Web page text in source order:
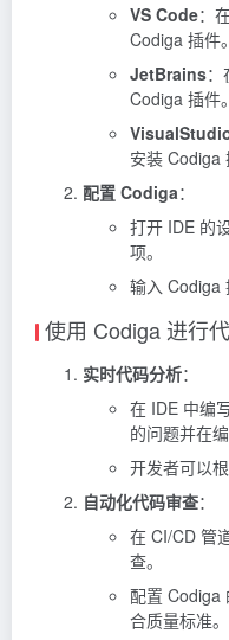
VS Code：
Codiga 插件。
JetBrains
Codiga 插件。
安装 Codiga
配置 Codiga：
打开 IDE 的
项。
输入 Codiga
使用 Codiga 进行
实时代码分析：
在 IDE 中编
的问题并在
开发者可以
自动化代码审查：
在 CI/CD 管
查。
配置 Codiga
合质量标准。